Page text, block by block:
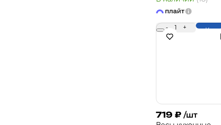
- 1 +
719 ₽ /шт